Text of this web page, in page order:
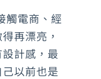
觸電商、經
再漂亮，
計感，最
以前也是